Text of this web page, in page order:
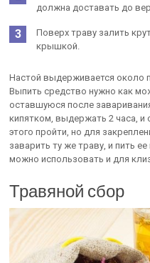
должна доставать до
Поверх траву залить
крышкой.
Настой выдерживается около
Выпить средство нужно как
оставшуюся после
кипятком, выдержать 2 часа,
этого пройти, но для
заварить ту же траву, и пить
можно использовать и для
Травяной сбор